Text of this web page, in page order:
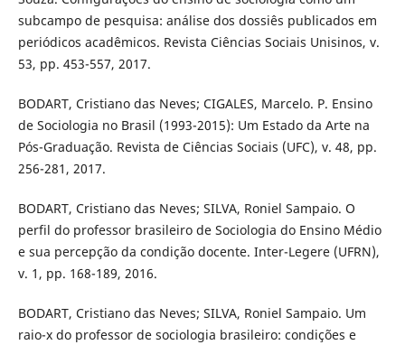
subcampo de pesquisa: análise dos dossiês publicados em
periódicos acadêmicos. Revista Ciências Sociais Unisinos, v.
53, pp. 453-557, 2017.
BODART, Cristiano das Neves; CIGALES, Marcelo. P. Ensino
de Sociologia no Brasil (1993-2015): Um Estado da Arte na
Pós-Graduação. Revista de Ciências Sociais (UFC), v. 48, pp.
256-281, 2017.
BODART, Cristiano das Neves; SILVA, Roniel Sampaio. O
perfil do professor brasileiro de Sociologia do Ensino Médio
e sua percepção da condição docente. Inter-Legere (UFRN),
v. 1, pp. 168-189, 2016.
BODART, Cristiano das Neves; SILVA, Roniel Sampaio. Um
raio-x do professor de sociologia brasileiro: condições e